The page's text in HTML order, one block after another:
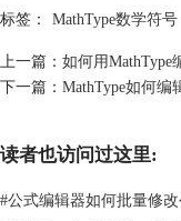
3.在输入框中输入相应的
标签： MathType数学符号
上一篇： 如何用MathType
下一篇： MathType如何编
读者也访问过这里:
#公式编辑器如何批量修